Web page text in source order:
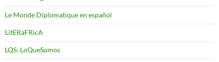
Le Monde Diplomatique en español
LitERaFRicA
LQS: LoQueSomos